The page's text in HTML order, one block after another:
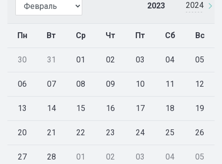
2023 2024
Пн Вт Ср Чт Пт Сб Вс
30 31 01 02 03 04 05
06 07 08 09 10 11 12
13 14 15 16 17 18 19
20 21 22 23 24 25 26
27 28 01 02 03 04 05